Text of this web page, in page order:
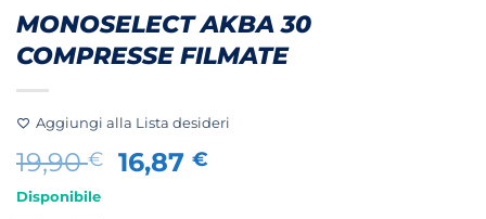
MONOSELECT AKBA 30
COMPRESSE FILMATE
Aggiungi alla Lista desideri
19,90€
Il
16,87€
Disponibile